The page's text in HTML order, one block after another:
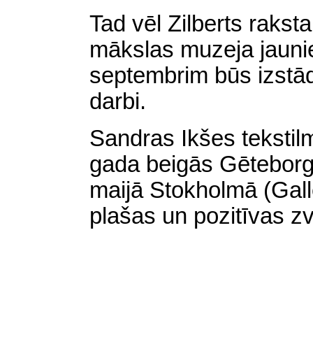
Tad vēl Zilberts
mākslas muzeja
septembrim būs
darbi.
Sandras Ikšes
gada beigās
maijā Stokholmā
plašas un pozitīvas